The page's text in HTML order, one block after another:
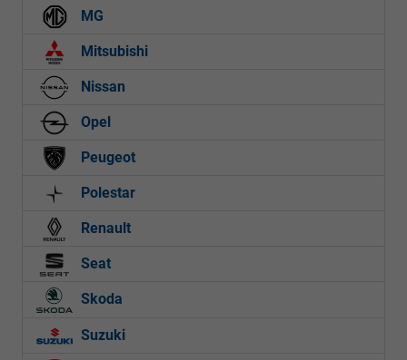
MG
Mitsubishi
Nissan
Opel
Peugeot
Polestar
Renault
Seat
Skoda
Suzuki